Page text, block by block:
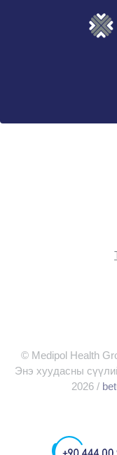
© Medipol Health
Энэ хуудасны
2026 /